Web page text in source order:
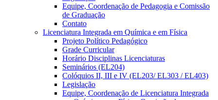
Equipe, Coordenação de Pedagogia e Comissão
de Graduação
Contato
Licenciatura Integrada em Química e em Física
Projeto Político Pedagógico
Grade Curricular
Horário Disciplinas Licenciaturas
Seminários (EL204)
Colóquios II, III e IV (EL203/ EL303 / EL403)
Legislação
Equipe, Coordenação de Licenciatura Integrada